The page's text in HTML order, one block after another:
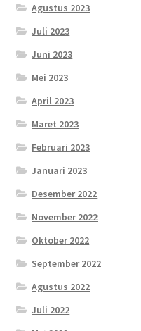
Agustus 2023
Juli 2023
Juni 2023
Mei 2023
April 2023
Maret 2023
Februari 2023
Januari 2023
Desember 2022
November 2022
Oktober 2022
September 2022
Agustus 2022
Juli 2022